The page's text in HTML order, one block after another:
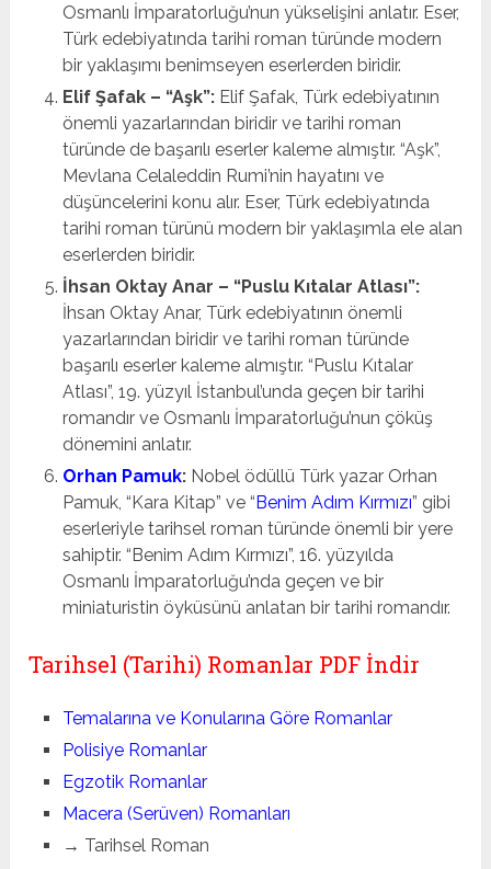
Osmanlı İmparatorluğu’nun yükselişini anlatır. Eser,
Türk edebiyatında tarihi roman türünde modern
bir yaklaşımı benimseyen eserlerden biridir.
Elif Şafak – “Aşk”:Elif Şafak, Türk edebiyatının
önemli yazarlarından biridir ve tarihi roman
türünde de başarılı eserler kaleme almıştır. “Aşk”,
Mevlana Celaleddin Rumi’nin hayatını ve
düşüncelerini konu alır. Eser, Türk edebiyatında
tarihi roman türünü modern bir yaklaşımla ele alan
eserlerden biridir.
İhsan Oktay Anar – “Puslu Kıtalar Atlası”:
İhsan Oktay Anar, Türk edebiyatının önemli
yazarlarından biridir ve tarihi roman türünde
başarılı eserler kaleme almıştır. “Puslu Kıtalar
Atlası”, 19. yüzyıl İstanbul’unda geçen bir tarihi
romandır ve Osmanlı İmparatorluğu’nun çöküş
dönemini anlatır.
Orhan Pamuk:Nobel ödüllü Türk yazar Orhan
Pamuk, “Kara Kitap” ve “Benim Adım Kırmızı” gibi
eserleriyle tarihsel roman türünde önemli bir yere
sahiptir. “Benim Adım Kırmızı”, 16. yüzyılda
Osmanlı İmparatorluğu’nda geçen ve bir
miniaturistin öyküsünü anlatan bir tarihi romandır.
Tarihsel (Tarihi) Romanlar PDF İndir
Temalarına ve Konularına Göre Romanlar
Polisiye Romanlar
Egzotik Romanlar
Macera (Serüven) Romanları
→ Tarihsel Roman